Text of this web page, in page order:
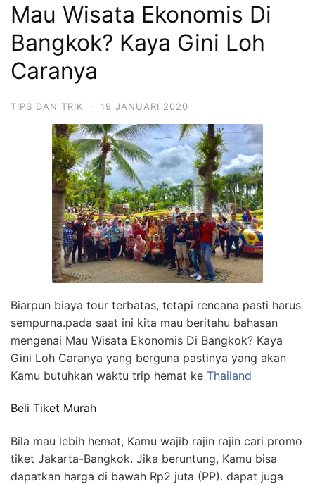
Mau Wisata Ekonomis Di
Bangkok? Kaya Gini Loh
Caranya
TIPS DAN TRIK · 19 JANUARI 2020
Biarpun biaya tour terbatas, tetapi rencana pasti harus
sempurna.pada saat ini kita mau beritahu bahasan
mengenai Mau Wisata Ekonomis Di Bangkok? Kaya
Gini Loh Caranya yang berguna pastinya yang akan
Kamu butuhkan waktu trip hemat ke Thailand
Beli Tiket Murah
Bila mau lebih hemat, Kamu wajib rajin rajin cari promo
tiket Jakarta-Bangkok. Jika beruntung, Kamu bisa
dapatkan harga di bawah Rp2 juta (PP). dapat juga